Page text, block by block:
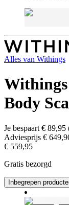
Alles van Withings
Body
Je bespaart € 89,95
Adviesprijs €
€ 559,95
Gratis bezorgd
Inbegrepen